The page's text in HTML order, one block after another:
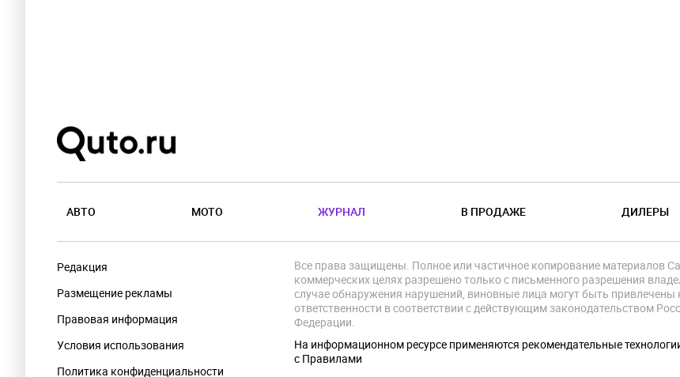
АВТО МОТО ЖУРНАЛ В ПРОДАЖЕ ДИЛЕРЫ
Редакция
Размещение рекламы
Правовая информация
Условия использования
Политика конфиденциальности
Все права защищены. Полное или частичное копирование материалов
коммерческих целях разрешено только с письменного разрешения
случае обнаружения нарушений, виновные лица могут быть привлечены
ответственности в соответствии с действующим законодательством
Федерации.
На информационном ресурсе применяются рекомендательные
с Правилами